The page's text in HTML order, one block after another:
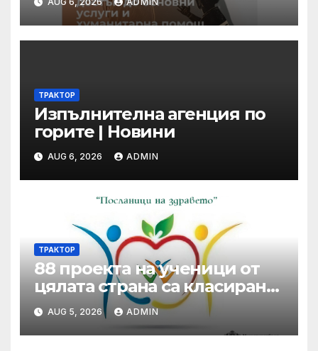
ТРАКТОР
Изпълнителна агенция по
горите | Новини
AUG 6, 2026 ADMIN
ТРАКТОР
88 проекта на ученици от
цялата страна са класирани
от първа фаза в XVII-то
издание на Националния
ученически конкурс
AUG 5, 2026 ADMIN